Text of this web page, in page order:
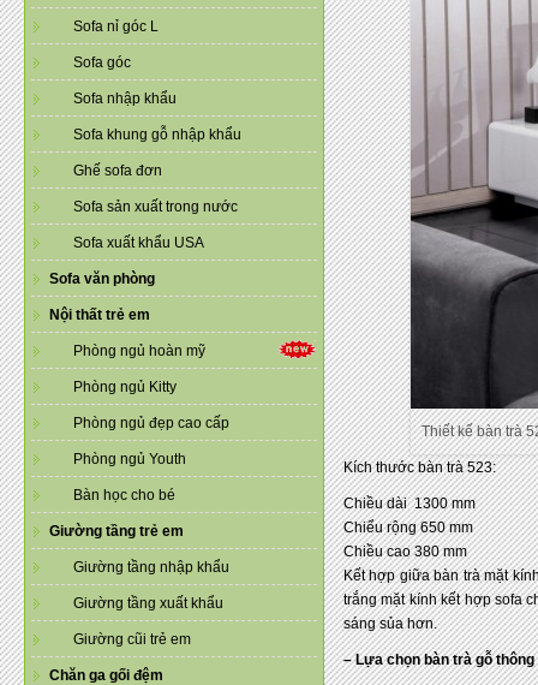
Sofa nỉ góc L
Sofa góc
Sofa nhập khẩu
Sofa khung gỗ nhập khẩu
Ghế sofa đơn
Sofa sản xuất trong nước
Sofa xuất khẩu USA
Sofa văn phòng
Nội thất trẻ em
Phòng ngủ hoàn mỹ
Phòng ngủ Kitty
Phòng ngủ đẹp cao cấp
Phòng ngủ Youth
Bàn học cho bé
Giường tầng trẻ em
Giường tầng nhập khẩu
Giường tầng xuất khẩu
Giường cũi trẻ em
Chăn ga gối đệm
Thiết kế bàn trà
Kích thước bàn trà 523:
Chiều dài 1300 mm
Chiểu rộng 650 mm
Chiều cao 380 mm
Kết hợp giữa bàn trà mặt
trắng mặt kính kết hợp sofa
sáng sủa hơn.
– Lựa chọn bàn trà gỗ thông